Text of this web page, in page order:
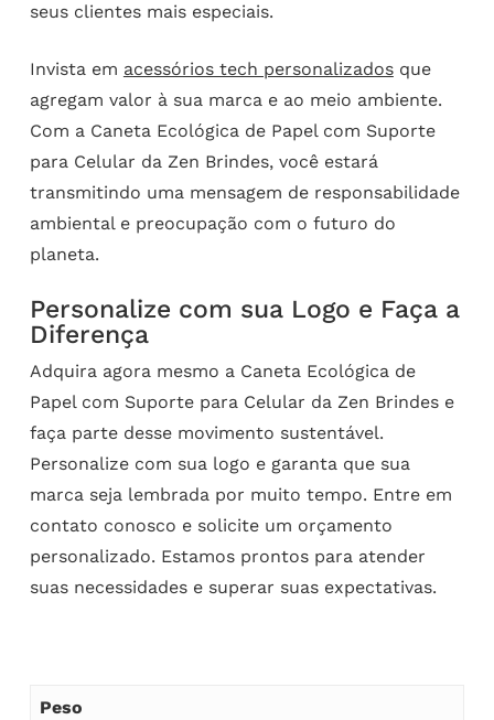
seus clientes mais especiais.
Invista em acessórios tech personalizadosque
agregam valor à sua marca e ao meio ambiente.
Com a Caneta Ecológica de Papel com Suporte
para Celular da Zen Brindes, você estará
transmitindo uma mensagem de responsabilidade
ambiental e preocupação com o futuro do
planeta.
Personalize com sua Logo e Faça a
Diferença
Adquira agora mesmo a Caneta Ecológica de
Papel com Suporte para Celular da Zen Brindes e
faça parte desse movimento sustentável.
Personalize com sua logo e garanta que sua
marca seja lembrada por muito tempo. Entre em
contato conosco e solicite um orçamento
personalizado. Estamos prontos para atender
suas necessidades e superar suas expectativas.
Peso